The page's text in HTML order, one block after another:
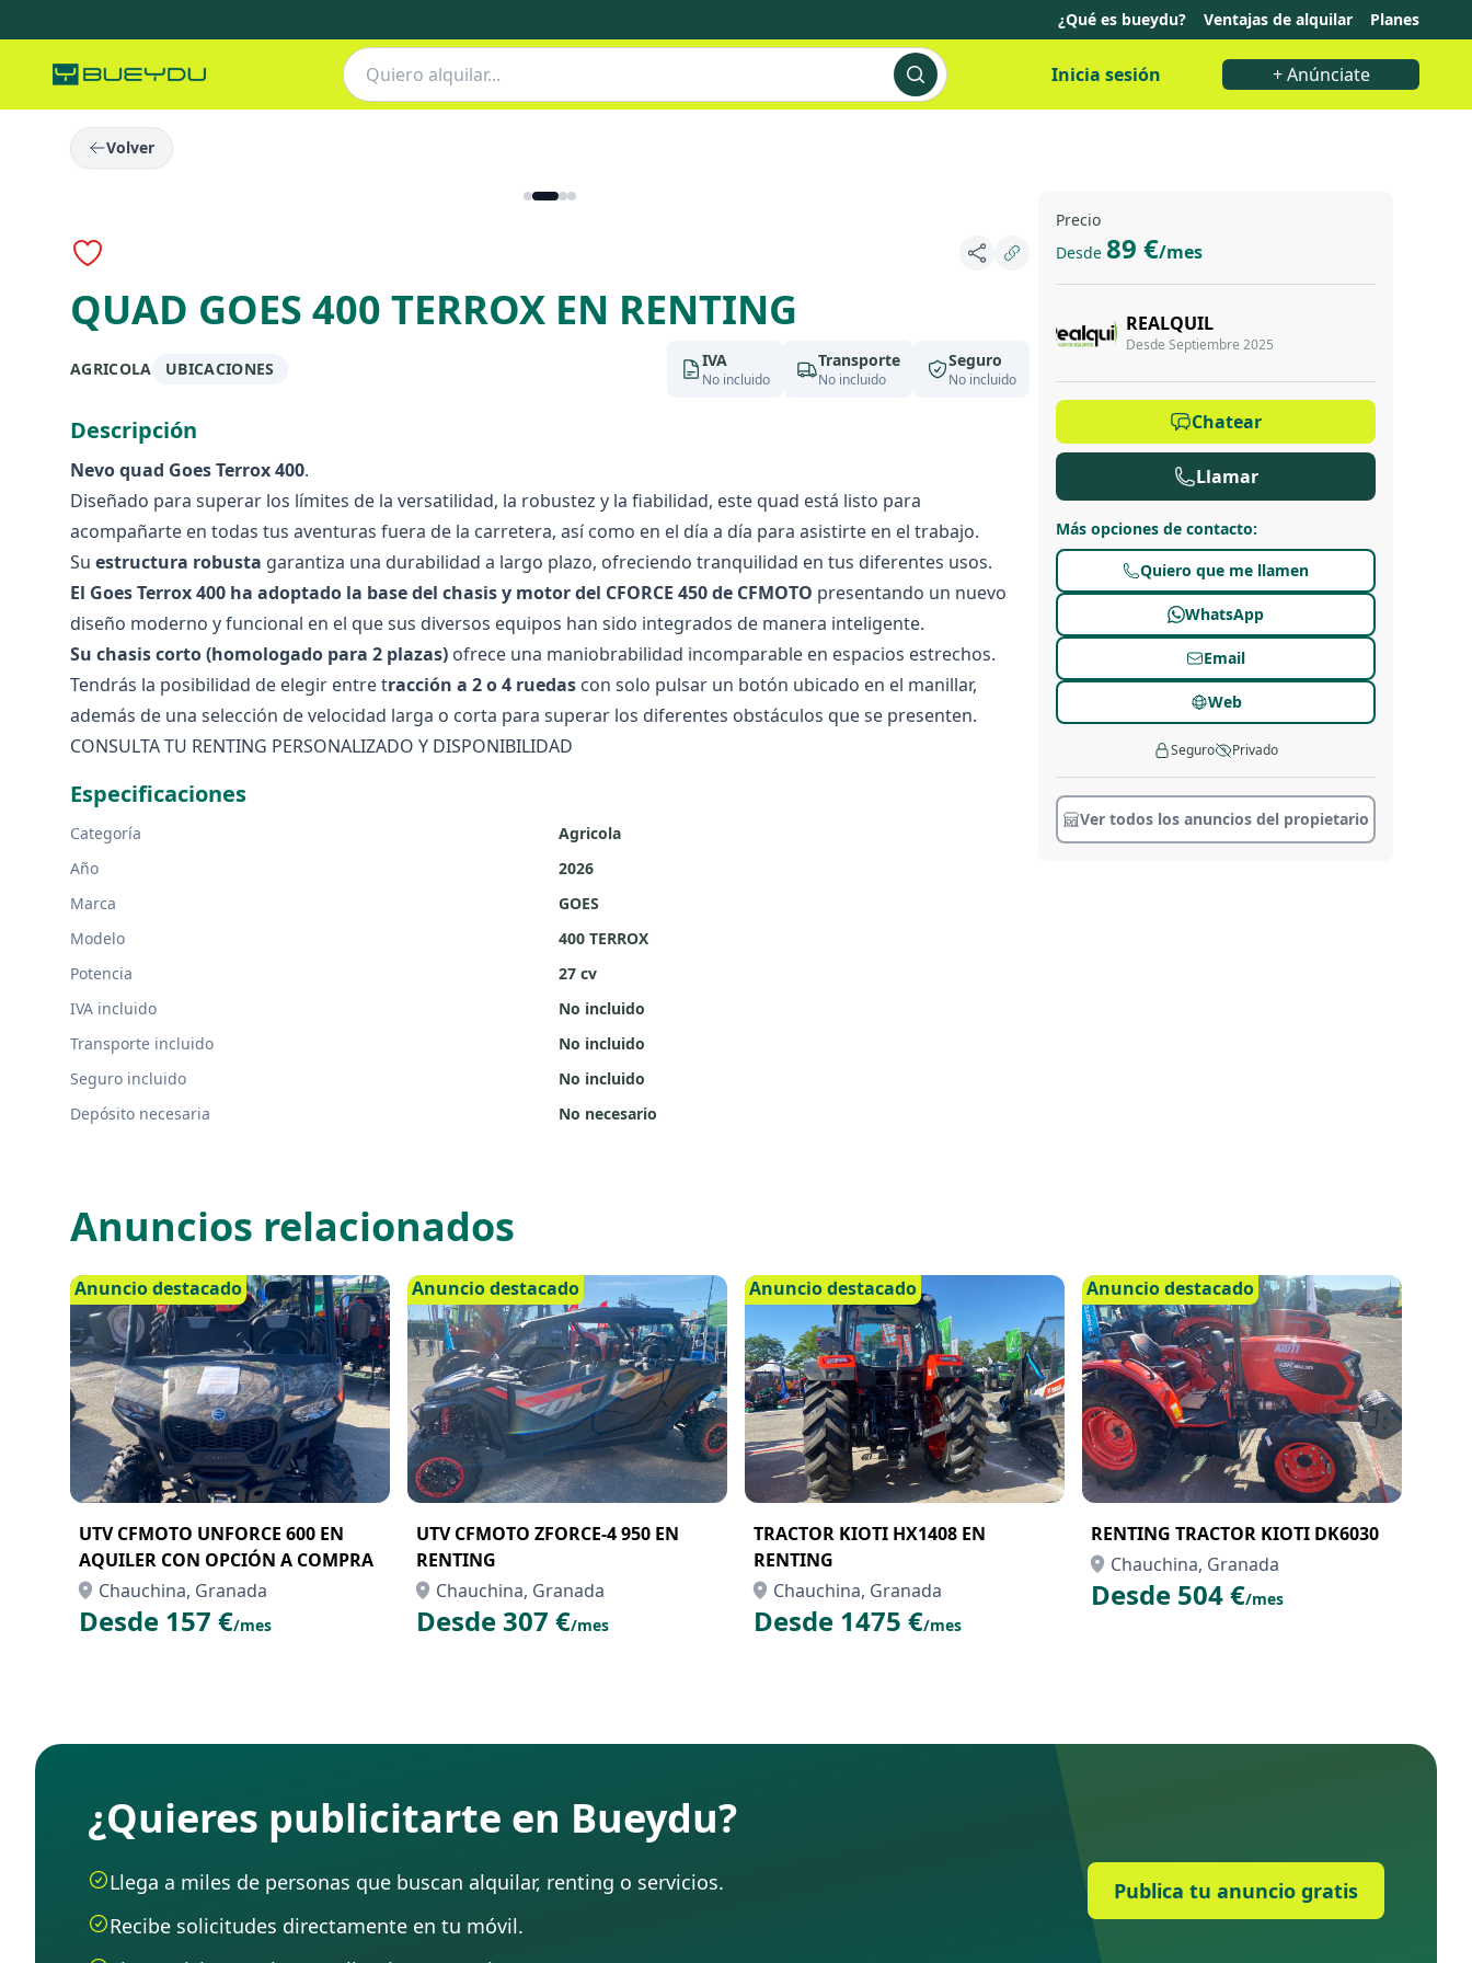
¿Qué es bueydu? Ventajas de alquilar Planes
Inicia sesión + Anúnciate
Volver
QUAD GOES 400 TERROX EN RENTING
AGRICOLA UBICACIONES IVA
No incluido
Transporte
No incluido
Seguro
No incluido
Descripción
Nevo quad Goes Terrox 400.
Diseñado para superar los límites de la versatilidad, la robustez y la fiabilidad, este quad está listo para
acompañarte en todas tus aventuras fuera de la carretera, así como en el día a día para asistirte en el trabajo.
Su estructura robusta garantiza una durabilidad a largo plazo, ofreciendo tranquilidad en tus diferentes usos.
El Goes Terrox 400 ha adoptado la base del chasis y motor del CFORCE 450 de CFMOTO presentando un nuevo
diseño moderno y funcional en el que sus diversos equipos han sido integrados de manera inteligente.
Su chasis corto (homologado para 2 plazas) ofrece una maniobrabilidad incomparable en espacios estrechos.
Tendrás la posibilidad de elegir entre tracción a 2 o 4 ruedas con solo pulsar un botón ubicado en el manillar,
además de una selección de velocidad larga o corta para superar los diferentes obstáculos que se presenten.
CONSULTA TU RENTING PERSONALIZADO Y DISPONIBILIDAD
Especificaciones
Categoría
Agricola
Año
2026
Marca
GOES
Modelo
400 TERROX
Potencia
27 cv
IVA incluido
No incluido
Transporte incluido
No incluido
Seguro incluido
No incluido
Depósito necesaria
No necesario
Precio
Desde 89 €/mes
REALQUIL
Desde Septiembre 2025
Chatear
Llamar
Más opciones de contacto:
Quiero que me llamen
WhatsApp
Email
Web
Seguro Privado
Ver todos los anuncios del propietario
Anuncios relacionados
Anuncio destacado
UTV CFMOTO UNFORCE 600 EN
AQUILER CON OPCIÓN A COMPRA
Chauchina, Granada
Desde 157 €/mes
Anuncio destacado
UTV CFMOTO ZFORCE-4 950 EN
RENTING
Chauchina, Granada
Desde 307 €/mes
Anuncio destacado
TRACTOR KIOTI HX1408 EN
RENTING
Chauchina, Granada
Desde 1475 €/mes
Anuncio destacado
RENTING TRACTOR KIOTI DK6030
Chauchina, Granada
Desde 504 €/mes
¿Quieres publicitarte en Bueydu?
Llega a miles de personas que buscan alquilar, renting o servicios.
Recibe solicitudes directamente en tu móvil.
Publica tu anuncio gratis